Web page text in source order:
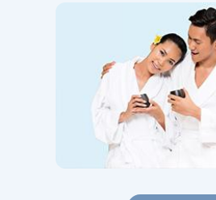
lebih besar. Jangan sepelekan perawat...